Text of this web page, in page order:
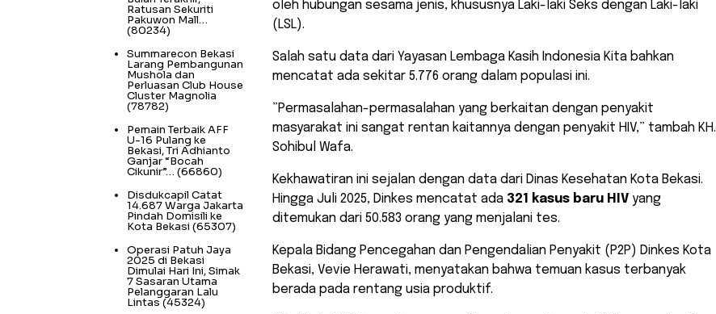
oleh hubungan sesama jenis, khususnya Laki-laki Seks dengan Laki-laki
(LSL).
Salah satu data dari Yayasan Lembaga Kasih Indonesia Kita bahkan
mencatat ada sekitar 5.776 orang dalam populasi ini.
​”Permasalahan-permasalahan yang berkaitan dengan penyakit
masyarakat ini sangat rentan kaitannya dengan penyakit HIV,” tambah KH.
Sohibul Wafa.
​Kekhawatiran ini sejalan dengan data dari Dinas Kesehatan Kota Bekasi.
Hingga Juli 2025, Dinkes mencatat ada 321 kasus baru HIV yang
ditemukan dari 50.583 orang yang menjalani tes.
​Kepala Bidang Pencegahan dan Pengendalian Penyakit (P2P) Dinkes Kota
Bekasi, Vevie Herawati, menyatakan bahwa temuan kasus terbanyak
berada pada rentang usia produktif.
Ratusan Sekuriti
Pakuwon Mall…
(80234)
Summarecon Bekasi
Larang Pembangunan
Mushola dan
Perluasan Club House
Cluster Magnolia
(78782)
Pemain Terbaik AFF
U-16 Pulang ke
Bekasi, Tri Adhianto
Ganjar “Bocah
Cikunir”… (66860)
Disdukcapil Catat
14.687 Warga Jakarta
Pindah Domisili ke
Kota Bekasi (65307)
Operasi Patuh Jaya
2025 di Bekasi
Dimulai Hari Ini, Simak
7 Sasaran Utama
Pelanggaran Lalu
Lintas(45324)